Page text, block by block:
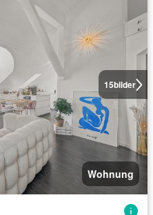
15bilder
Wohnung